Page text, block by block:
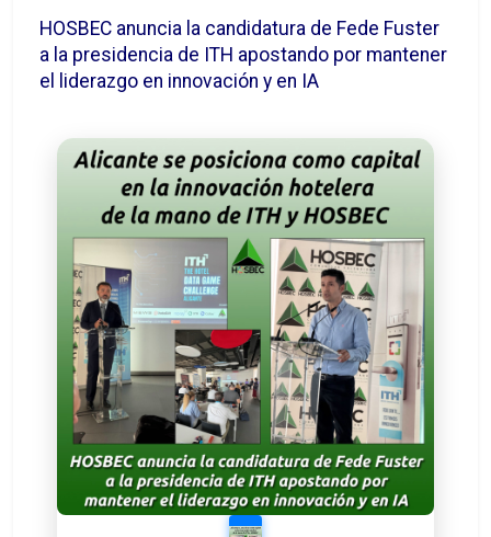
HOSBEC anuncia la candidatura de Fede Fuster
a la presidencia de ITH apostando por mantener
el liderazgo en innovación y en IA